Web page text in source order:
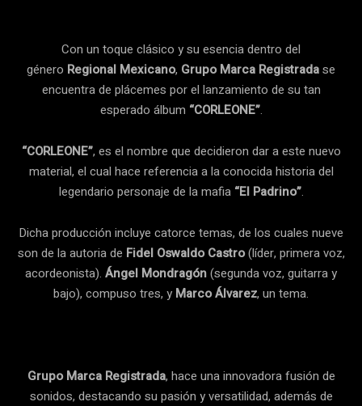
Con un toque clásico y su esencia dentro del
género Regional Mexicano, Grupo Marca Registradase
encuentra de plácemes por el lanzamiento de su tan
esperado álbum “CORLEONE”.
“CORLEONE”, es el nombre que decidieron dar a este nuevo
material, el cual hace referencia a la conocida historia del
legendario personaje de la mafia “El Padrino”.
Dicha producción incluye catorce temas, de los cuales nueve
son de la autoria de Fidel Oswaldo Castro(líder, primera voz,
acordeonista). Ángel Mondragón(segunda voz, guitarra y
bajo), compuso tres, y Marco Álvarez, un tema.
Grupo Marca Registrada, hace una innovadora fusión de
sonidos, destacando su pasión y versatilidad, además de